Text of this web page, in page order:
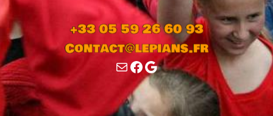
E-
mail
Facebook
Google